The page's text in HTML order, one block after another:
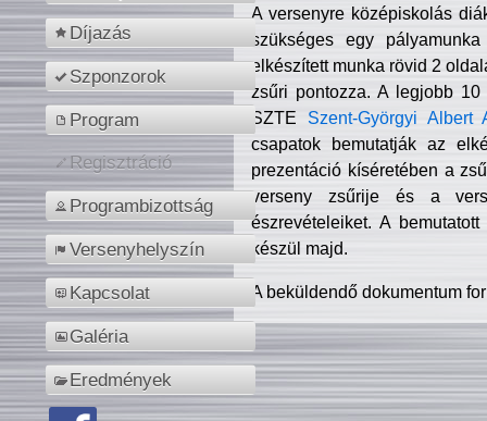
Díjazás
Szponzorok
Program
Regisztráció
Programbizottság
Versenyhelyszín
Kapcsolat
Galéria
Eredmények
A versenyre középiskolás
szükséges egy
elkészített munka rövid 2
zsűri pontozza. A legjobb
SZTE Szent-Györgyi Albert
csapatok bemutatják az
prezentáció kíséretében a
verseny zsűrije és a
észrevételeiket. A
készül majd.
A beküldendő dokumentum